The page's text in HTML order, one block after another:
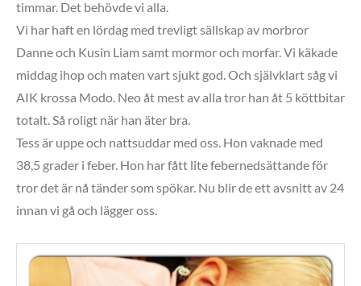
timmar. Det behövde vi alla.
Vi har haft en lördag med trevligt sällskap av morbror
Danne och Kusin Liam samt mormor och morfar. Vi käkade
middag ihop och maten vart sjukt god. Och självklart såg vi
AIK krossa Modo. Neo åt mest av alla tror han åt 5 köttbitar
totalt. Så roligt när han äter bra.
Tess är uppe och nattsuddar med oss. Hon vaknade med
38,5 grader i feber. Hon har fått lite febernedsättande för
tror det är nå tänder som spökar. Nu blir de ett avsnitt av 24
innan vi gå och lägger oss.